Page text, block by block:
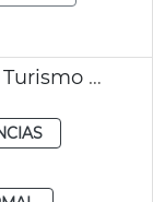
Ampliación y reforma oficina Turismo Aeropuerto València